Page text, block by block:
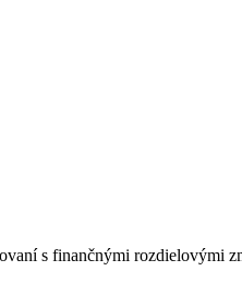
s finančnými rozdielovými